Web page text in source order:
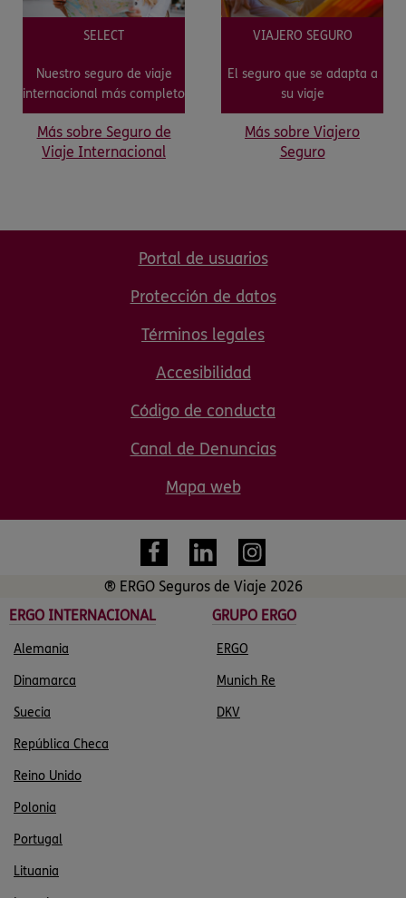
SELECT VIAJERO SEGURO
Nuestro seguro de viaje
internacional más completo
El seguro que se adapta a
su viaje
Más sobre Seguro de
Viaje Internacional
Más sobre Viajero
Seguro
Portal de usuarios
Protección de datos
Términos legales
Accesibilidad
Código de conducta
Canal de Denuncias
Mapa web
® ERGO Seguros de Viaje 2026
ERGO INTERNACIONAL
GRUPO ERGO
Alemania ERGO
Dinamarca Munich Re
Suecia DKV
República Checa
Reino Unido
Polonia
Portugal
Lituania